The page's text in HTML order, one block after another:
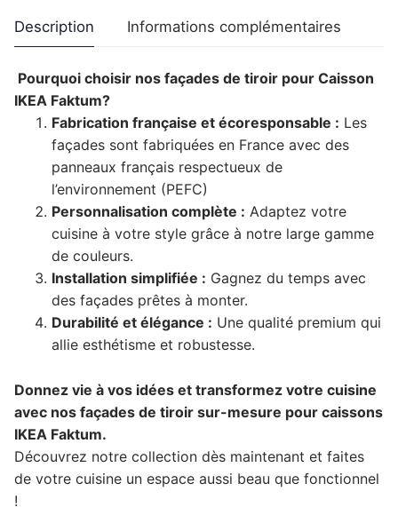
Description Informations complémentaires
Pourquoi choisir nos façades de tiroir pour Caisson
IKEA Faktum?
Fabrication française et écoresponsable : Les
façades sont fabriquées en France avec des
panneaux français respectueux de
l’environnement (PEFC)
Personnalisation complète : Adaptez votre
cuisine à votre style grâce à notre large gamme
de couleurs.
Installation simplifiée : Gagnez du temps avec
des façades prêtes à monter.
Durabilité et élégance : Une qualité premium qui
allie esthétisme et robustesse.
Donnez vie à vos idées et transformez votre cuisine
avec nos façades de tiroir sur-mesure pour caissons
IKEA Faktum.
Découvrez notre collection dès maintenant et faites
de votre cuisine un espace aussi beau que fonctionnel
!